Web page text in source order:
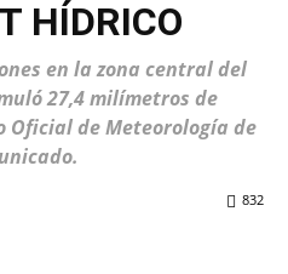
HÍDRICO
en la zona central del
27,4 milímetros de
Oficial de Meteorología de
832